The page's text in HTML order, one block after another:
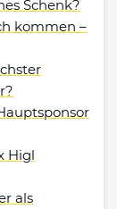
Schenk?
kommen –
Higl
als